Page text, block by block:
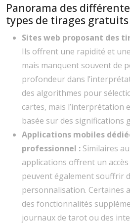
Panorama des
types de tirages gratuits
Sites web proposant des
Ils offrent une rapidité et
mais manquent souvent de
profondeur dans
des algorithmes pour
cartes, mais l’interprétation
basée sur des significations
Applications mobiles
professionnel : Similaires
applications offrent un
peuvent également souffrir
personnalisation. Certaines
des fonctionnalités
journaux de tarot ou des